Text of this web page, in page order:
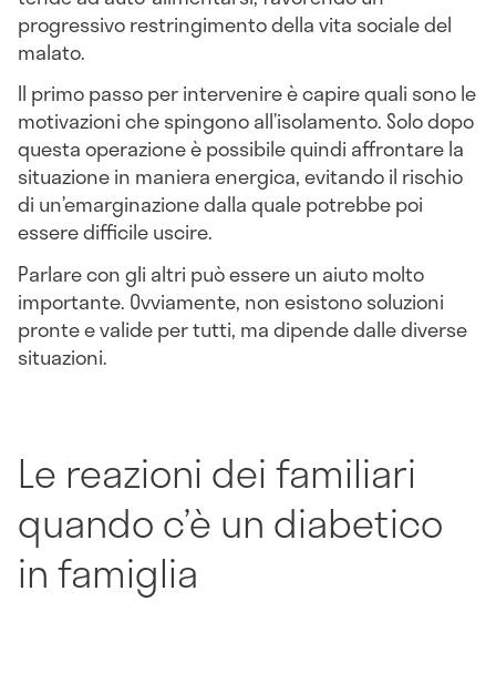
progressivo restringimento della vita sociale del
malato.
Il primo passo per intervenire è capire quali sono le
motivazioni che spingono all’isolamento. Solo dopo
questa operazione è possibile quindi affrontare la
situazione in maniera energica, evitando il rischio
di un’emarginazione dalla quale potrebbe poi
essere difficile uscire.
Parlare con gli altri può essere un aiuto molto
importante. Ovviamente, non esistono soluzioni
pronte e valide per tutti, ma dipende dalle diverse
situazioni.
Le reazioni dei familiari
quando c’è un diabetico
in famiglia